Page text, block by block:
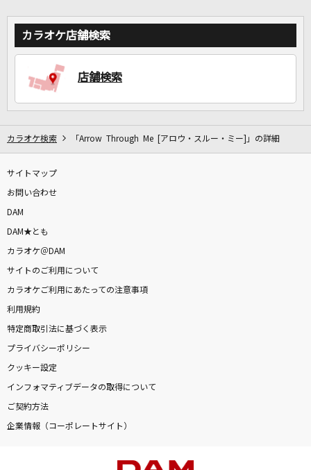
カラオケ店舗検索
店舗検索
カラオケ検索 「Arrow Through Me [アロウ・スルー・ミー]」の詳細
サイトマップ
お問い合わせ
DAM
DAM★とも
カラオケ＠DAM
サイトのご利用について
カラオケご利用にあたっての注意事項
利用規約
特定商取引法に基づく表示
プライバシーポリシー
クッキー設定
インフォマティブデータの取得について
ご契約方法
企業情報（コーポレートサイト）